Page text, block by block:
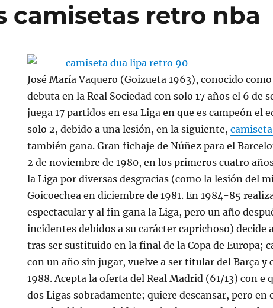
camisetas retro nba
José María Vaquero (Goizueta 1963), conocido
debuta en la Real Sociedad con solo 17 años el 6 de
juega 17 partidos en esa Liga en que es campeón el
solo 2, debido a una lesión, en la siguiente,
también gana. Gran fichaje de Núñez para el
2 de noviembre de 1980, en los primeros cuatro
la Liga por diversas desgracias (como la lesión del
Goicoechea en diciembre de 1981. En 1984-85
espectacular y al fin gana la Liga, pero un año
incidentes debidos a su carácter caprichoso) decide
tras ser sustituido en la final de la Copa de Europa;
con un año sin jugar, vuelve a ser titular del Barça y
1988. Acepta la oferta del Real Madrid (61/13) con e
dos Ligas sobradamente; quiere descansar, pero en